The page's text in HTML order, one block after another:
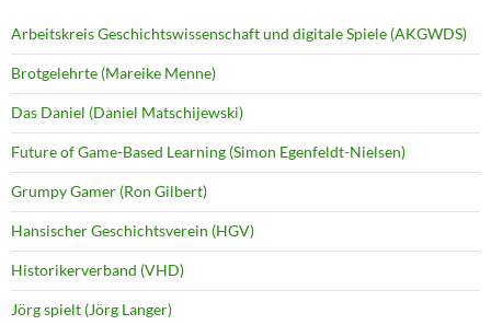
Arbeitskreis Geschichtswissenschaft und digitale Spiele (AKGWDS)
Brotgelehrte (Mareike Menne)
Das Daniel (Daniel Matschijewski)
Future of Game-Based Learning (Simon Egenfeldt-Nielsen)
Grumpy Gamer (Ron Gilbert)
Hansischer Geschichtsverein (HGV)
Historikerverband (VHD)
Jörg spielt (Jörg Langer)